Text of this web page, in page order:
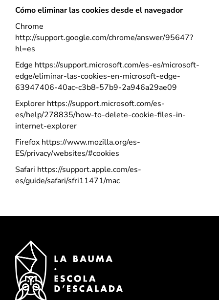
Cómo eliminar las cookies desde el navegador
Chrome
http://support.google.com/chrome/answer/95647?
hl=es
Edge https://support.microsoft.com/es-es/microsoft-
edge/eliminar-las-cookies-en-microsoft-edge-
63947406-40ac-c3b8-57b9-2a946a29ae09
Explorer https://support.microsoft.com/es-
es/help/278835/how-to-delete-cookie-files-in-
internet-explorer
Firefox https://www.mozilla.org/es-
ES/privacy/websites/#cookies
Safari https://support.apple.com/es-
es/guide/safari/sfri11471/mac